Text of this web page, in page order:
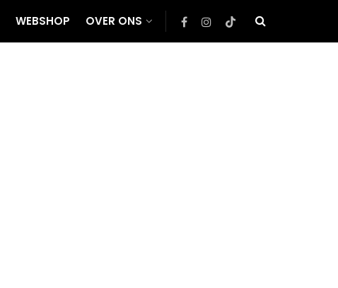
WEBSHOP OVER ONS